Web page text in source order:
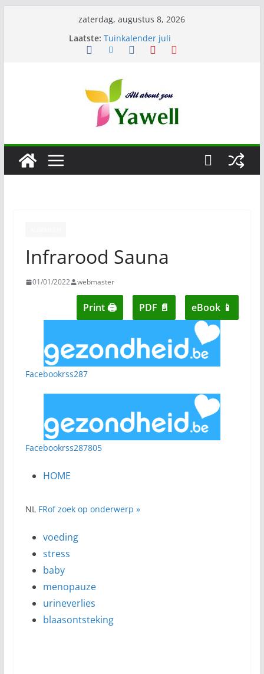
zaterdag, augustus 8, 2026
Laatste:
Wat eten wij in Juli
Tuinkalender juli
Lang en gezond leven
Infrarood Sauna
01/01/2022 webmaster
Print 🖨 PDF 📄 eBook 📱
Facebookrss287
Facebookrss287805
HOME
NL FRof zoek op onderwerp »
voeding
stress
baby
menopauze
urineverlies
blaasontsteking